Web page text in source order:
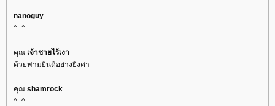
nanoguy
^_^
คุณ เจ้าชายไร้เงา
ด้วยฟามยินดีอย่างยิ่งค่า
คุณ shamrock
^_^